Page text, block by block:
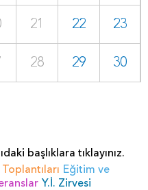
21 22 23
28 29 30
başlıklara tıklayınız.
Eğitim ve
Y.İ. Zirvesi